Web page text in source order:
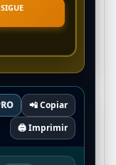
📲 Copiar
🖨️ Imprimir